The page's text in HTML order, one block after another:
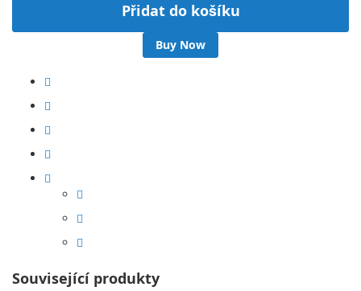
Přidat do košíku
Buy Now
Související produkty